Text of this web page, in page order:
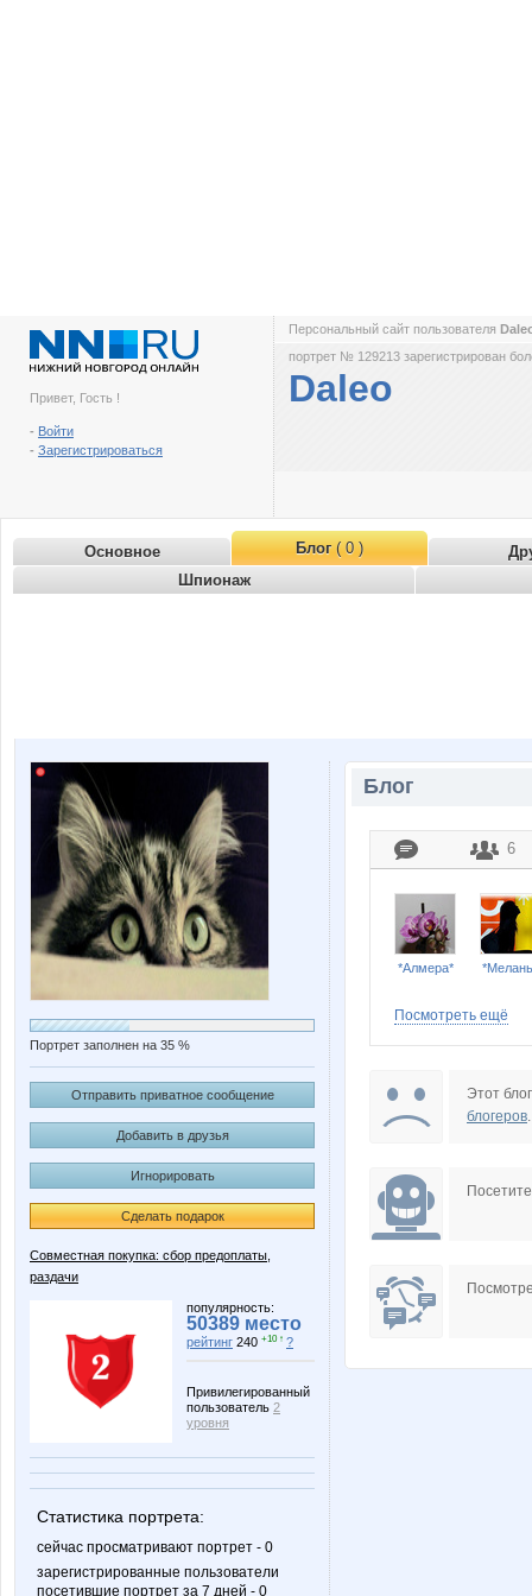
Привет, Гость !
- Войти
- Зарегистрироваться
Персональный сайт пользователя
портрет № 129213 зарегистрирован
Daleo
Основное Блог( 0 )
Шпионаж
Портрет заполнен на 35 %
Отправить приватное сообщение
Добавить в друзья
Игнорировать
Сделать подарок
Совместная покупка: сбор предоплаты,
раздачи
популярность:
50389 место
рейтинг 240 +10 ↑ ?
Привилегированный
пользователь 2
уровня
Статистика портрета:
сейчас просматривают портрет - 0
зарегистрированные пользователи
посетившие портрет за 7 дней - 0
Блог
6
*Алмера*
Mansurik
Stella69
Посмотреть ещё
Этот
блогеров.